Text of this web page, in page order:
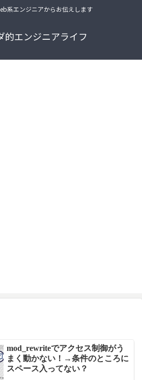
系エンジニアからお伝えします
的エンジニアライフ
mod_rewriteでアクセス制御がう
まく動かない！→条件のところに
スペース入ってない？